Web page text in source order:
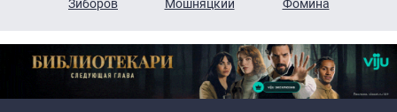
Зиборов
Мошняцкий
Фомина